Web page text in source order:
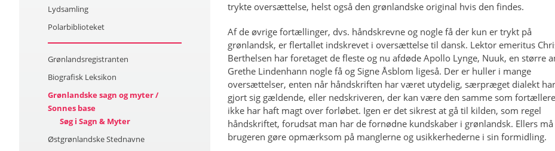
Lydsamling
Polarbiblioteket
Grønlandsregistranten
Biografisk Leksikon
Grønlandske sagn og myter /
Sonnes base
Søg i Sagn & Myter
Østgrønlandske Stednavne
trykte oversættelse, helst også den grønlandske original hvis den findes.
Af de øvrige fortællinger, dvs. håndskrevne og nogle få der kun er trykt på
grønlandsk, er flertallet indskrevet i oversættelse til dansk. Lektor emeritus
Berthelsen har foretaget de fleste og nu afdøde Apollo Lynge, Nuuk, en større
Grethe Lindenhann nogle få og Signe Åsblom ligeså. Der er huller i mange
oversættelser, enten når håndskriften har været utydelig, særpræget dialekt har
gjort sig gældende, eller nedskriveren, der kan være den samme som
ikke har haft magt over forløbet. Igen er det sikrest at gå til kilden, som regel
håndskriftet, forudsat man har de fornødne kundskaber i grønlandsk. Ellers må
brugeren gøre opmærksom på manglerne og usikkerhederne i sin formidling.